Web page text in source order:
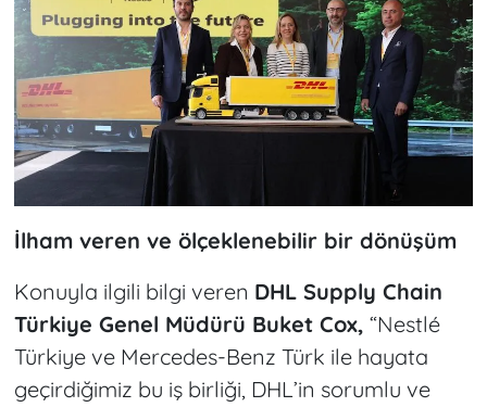
İlham veren ve ölçeklenebilir bir dönüşüm
Konuyla ilgili bilgi veren DHL Supply Chain
Türkiye Genel Müdürü Buket Cox, “Nestlé
Türkiye ve Mercedes-Benz Türk ile hayata
geçirdiğimiz bu iş birliği, DHL’in sorumlu ve